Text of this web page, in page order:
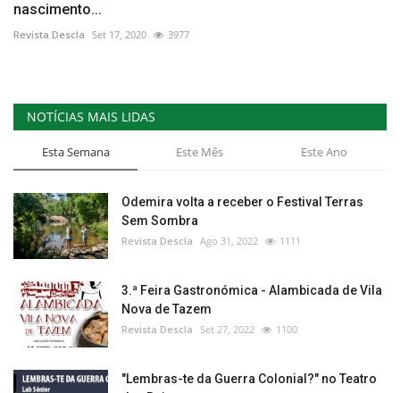
nascimento...
Revista Descla Set 17, 2020 3977
NOTÍCIAS MAIS LIDAS
Esta Semana Este Mês Este Ano
Odemira volta a receber o Festival Terras
Sem Sombra
Revista Descla Ago 31, 2022 1111
3.ª Feira Gastronómica - Alambicada de Vila
Nova de Tazem
Revista Descla Set 27, 2022 1100
"Lembras-te da Guerra Colonial?" no Teatro